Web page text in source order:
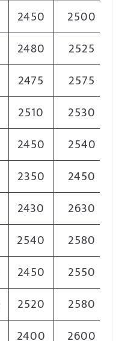
2450
2500
2480
2525
2475
2575
2510
2530
2450
2540
2350
2450
2430
2630
2540
2580
2450
2550
2520
2580
2400 2600